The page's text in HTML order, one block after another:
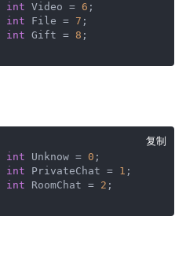
int Video = 6 ;
int File = 7 ;
int Gift = 8 ;
复制
int Unknow = 0 ;
int PrivateChat = 1 ;
int RoomChat = 2 ;